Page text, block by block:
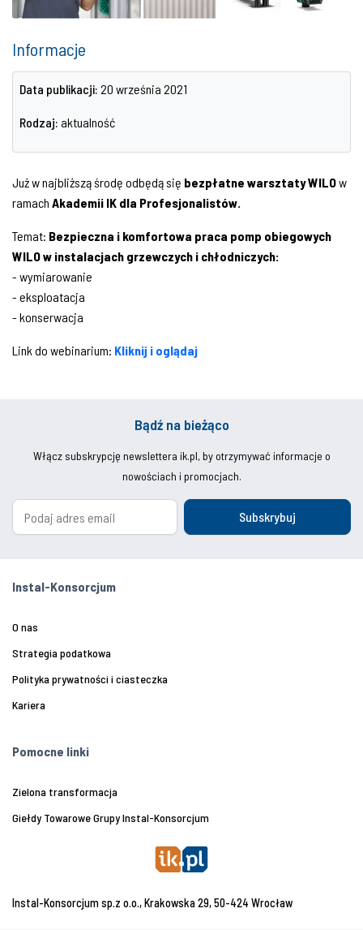
Informacje
Data publikacji: 20 września 2021
Rodzaj: aktualność
Już w najbliższą środę odbędą się bezpłatne warsztaty WILOw
ramach Akademii IK dla Profesjonalistów.
Temat: Bezpieczna i komfortowa praca pomp obiegowych
WILO w instalacjach grzewczych i chłodniczych:
- wymiarowanie
- eksploatacja
- konserwacja
Link do webinarium: Kliknij i oglądaj
Bądź na bieżąco
Włącz subskrypcję newslettera ik.pl, by otrzymywać informacje o
nowościach i promocjach.
Subskrybuj
Instal-Konsorcjum
O nas
Strategia podatkowa
Polityka prywatności i ciasteczka
Kariera
Pomocne linki
Zielona transformacja
Giełdy Towarowe Grupy Instal-Konsorcjum
Instal-Konsorcjum sp.z o.o., Krakowska 29, 50-424 Wrocław